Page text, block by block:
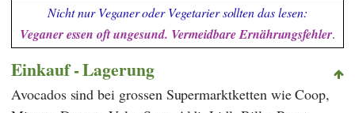
Nicht nur Veganer oder Vegetarier sollten das lesen:
Veganer essen oft ungesund. Vermeidbare Ernährungsfehler.
Einkauf - Lagerung
Avocados sind bei grossen Supermarktketten wieCoop,